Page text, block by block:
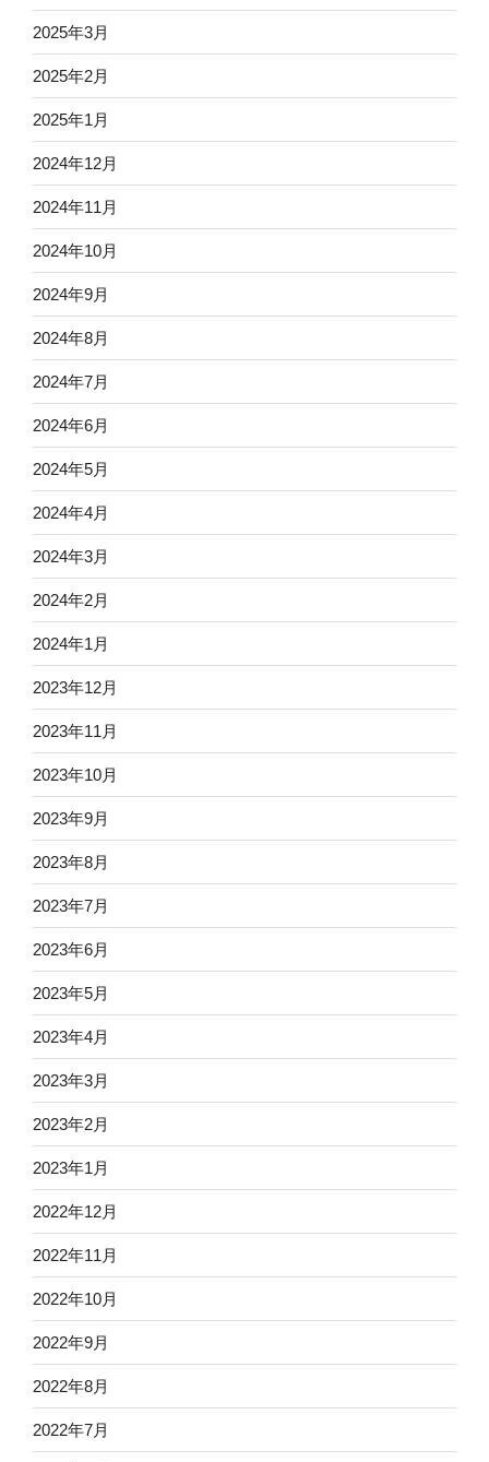
2025年3月
2025年2月
2025年1月
2024年12月
2024年11月
2024年10月
2024年9月
2024年8月
2024年7月
2024年6月
2024年5月
2024年4月
2024年3月
2024年2月
2024年1月
2023年12月
2023年11月
2023年10月
2023年9月
2023年8月
2023年7月
2023年6月
2023年5月
2023年4月
2023年3月
2023年2月
2023年1月
2022年12月
2022年11月
2022年10月
2022年9月
2022年8月
2022年7月